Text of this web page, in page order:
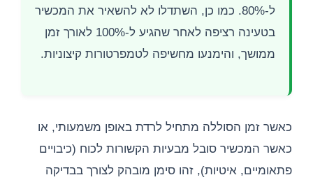
ל-80%. כמו כן, השתדלו לא להשאיר את המכשיר
בטעינה רציפה לאחר שהגיע ל-100% לאורך זמן
ממושך, והימנעו מחשיפה לטמפרטורות קיצוניות.
כאשר זמן הסוללה מתחיל לרדת באופן משמעותי, או
כאשר המכשיר סובל מבעיות הקשורות לכוח (כיבויים
פתאומיים, איטיות), זהו סימן מובהק לצורך בבדיקה